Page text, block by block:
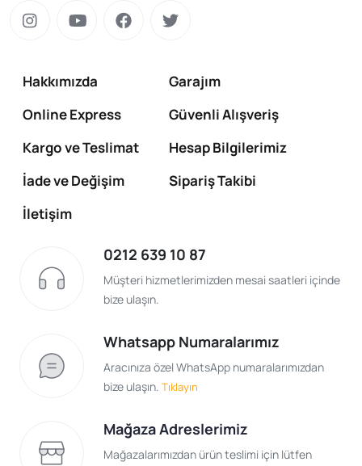
Hakkımızda
Garajım
Online Express
Güvenli Alışveriş
Kargo ve Teslimat
Hesap Bilgilerimiz
İade ve Değişim
Sipariş Takibi
İletişim
0212 639 10 87
Müşteri hizmetlerimizden mesai saatleri içinde
bize ulaşın.
Whatsapp Numaralarımız
Aracınıza özel WhatsApp numaralarımızdan
bize ulaşın. Tıklayın
Mağaza Adreslerimiz
Mağazalarımızdan ürün teslimi için lütfen